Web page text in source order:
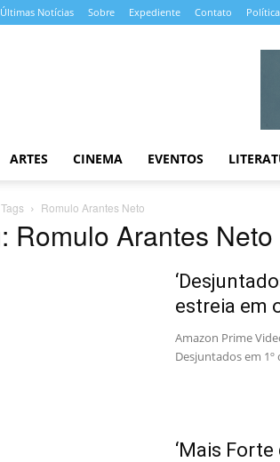
Últimas Notícias Sobre Expediente Contato
ARTES CINEMA EVENTOS
Tags Romulo Arantes Neto
Romulo Arantes Neto
estreia em
Amazon Prime
Desjuntados em
‘Mais